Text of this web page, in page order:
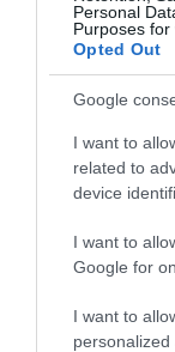
Personal
Purposes for
Opted Out
Google
I want to
related to
device
I want to
Google for
I want to
personalized
No Kings,